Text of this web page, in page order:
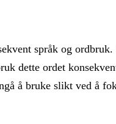
språk og
dette ordet
å bruke slikt ved å